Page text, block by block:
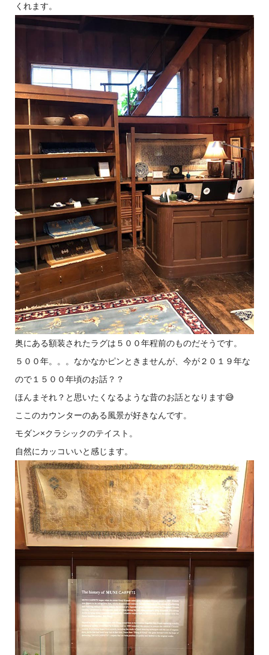
くれます。
奥にある額装されたラグは５００年程前のものだそうです。
５００年。。。なかなかピンときませんが、今が２０１９年な
ので１５００年頃のお話？？
ほんまそれ？と思いたくなるような昔のお話となります😅
ここのカウンターのある風景が好きなんです。
モダン×クラシックのテイスト。
自然にカッコいいと感じます。